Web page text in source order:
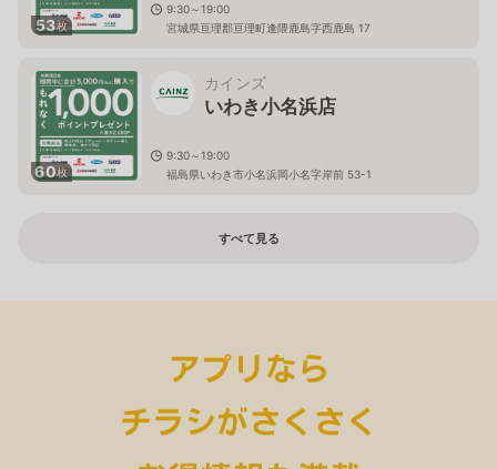
53枚
9:30～19:00
宮城県亘理郡亘理町逢隈鹿島字西鹿島 17
60枚
カインズ
いわき小名浜店
9:30～19:00
福島県いわき市小名浜岡小名字岸前 53-1
すべて見る